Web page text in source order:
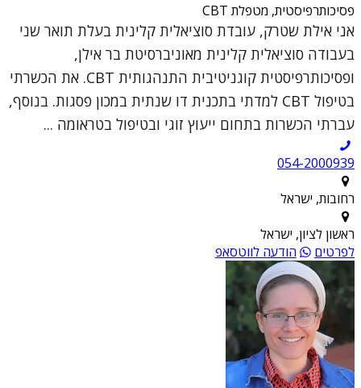
פסיכותרפיסטית, מטפלת CBT
אני אילת שטרק, עובדת סוציאלית קלינית בעלת תואר שני
בעבודה סוציאלית קלינית מאוניברסיטת בר אילן,
ופסיכותרפיסטית קוגניטיבית התנהגותית CBT. את הכשרתי
בטיפול CBT למדתי בתכנית דו שנתית במכון פסגות. בנוסף,
עברתי הכשרות בתחום ייעוץ זוגי ובטיפול בטראומה ...
054-2000939
רחובות, ישראל
ראשון לציון, ישראל
לפרטים
הודעה לווטסאפ